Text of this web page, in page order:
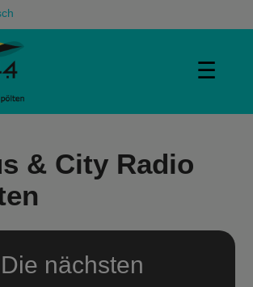
☰
& City Radio
Die nächsten